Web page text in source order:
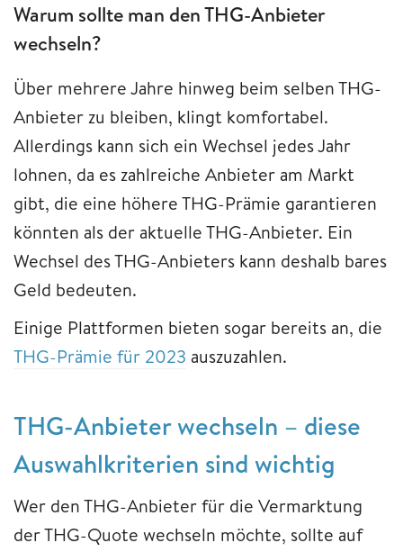
Warum sollte man den THG-Anbieter
wechseln?
Über mehrere Jahre hinweg beim selben THG-
Anbieter zu bleiben, klingt komfortabel.
Allerdings kann sich ein Wechsel jedes Jahr
lohnen, da es zahlreiche Anbieter am Markt
gibt, die eine höhere THG-Prämie garantieren
könnten als der aktuelle THG-Anbieter. Ein
Wechsel des THG-Anbieters kann deshalb bares
Geld bedeuten.
Einige Plattformen bieten sogar bereits an, die
THG-Prämie für 2023 auszuzahlen.
THG-Anbieter wechseln – diese
Auswahlkriterien sind wichtig
Wer den THG-Anbieter für die Vermarktung
der THG-Quote wechseln möchte, sollte auf